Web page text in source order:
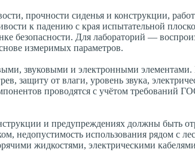
прочности сиденья и конструкции,
к падению с края испытательной
безопасности. Для лабораторий —
измеримых параметров.
звуковыми и электронными элементами.
защиту от влаги, уровень звука,
проводятся с учётом требований
и предупреждениях должны быть
недопустимость использования рядом с
жидкостями, электрическими